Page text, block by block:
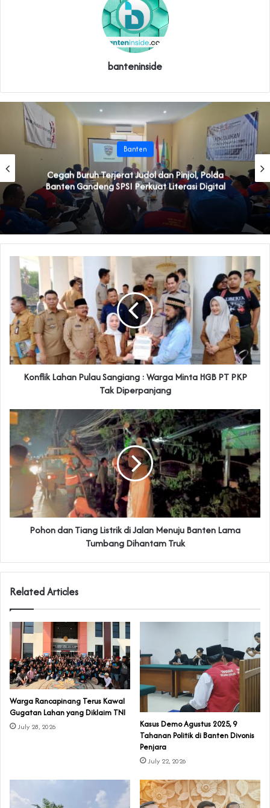
banteninside
Banten
Cegah Buruh Terjerat Judol dan Pinjol, Polda
Banten Gandeng SPSI Perkuat Literasi Digital
Konflik Lahan Pulau Sangiang : Warga Minta HGB PT PKP
Tak Diperpanjang
Pohon dan Tiang Listrik di Jalan Menuju Banten Lama
Tumbang Dihantam Truk
Related Articles
‎Warga Rancapinang Terus Kawal
Gugatan Lahan yang Diklaim TNI‎‎
July 28, 2026
‎Kasus Demo Agustus 2025, 9
Tahanan Politik di Banten Divonis
Penjara
July 22, 2026